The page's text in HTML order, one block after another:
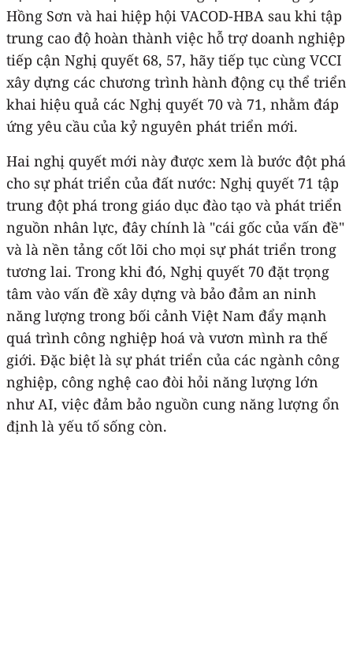
Hồng Sơn và hai hiệp hội VACOD-HBA sau khi tập
trung cao độ hoàn thành việc hỗ trợ doanh nghiệp
tiếp cận Nghị quyết 68, 57, hãy tiếp tục cùng VCCI
xây dựng các chương trình hành động cụ thể triển
khai hiệu quả các Nghị quyết 70 và 71, nhằm đáp
ứng yêu cầu của kỷ nguyên phát triển mới.
Hai nghị quyết mới này được xem là bước đột phá
cho sự phát triển của đất nước: Nghị quyết 71 tập
trung đột phá trong giáo dục đào tạo và phát triển
nguồn nhân lực, đây chính là "cái gốc của vấn đề"
và là nền tảng cốt lõi cho mọi sự phát triển trong
tương lai. Trong khi đó, Nghị quyết 70 đặt trọng
tâm vào vấn đề xây dựng và bảo đảm an ninh
năng lượng trong bối cảnh Việt Nam đẩy mạnh
quá trình công nghiệp hoá và vươn mình ra thế
giới. Đặc biệt là sự phát triển của các ngành công
nghiệp, công nghệ cao đòi hỏi năng lượng lớn
như AI, việc đảm bảo nguồn cung năng lượng ổn
định là yếu tố sống còn.